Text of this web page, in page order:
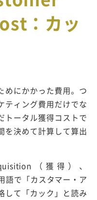
：カッ
めにかかった費用。つ
ティング費用だけでな
トータル獲得コストで
を決めて計算して算出
（獲得）、
語で「カスタマー・ア
して「カック」と読み